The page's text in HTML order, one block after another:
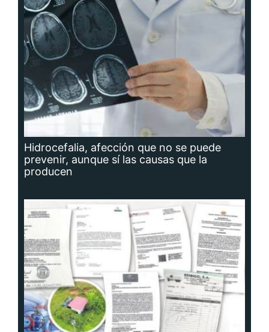
Hidrocefalia, afección que no se puede
prevenir, aunque sí las causas que la
producen